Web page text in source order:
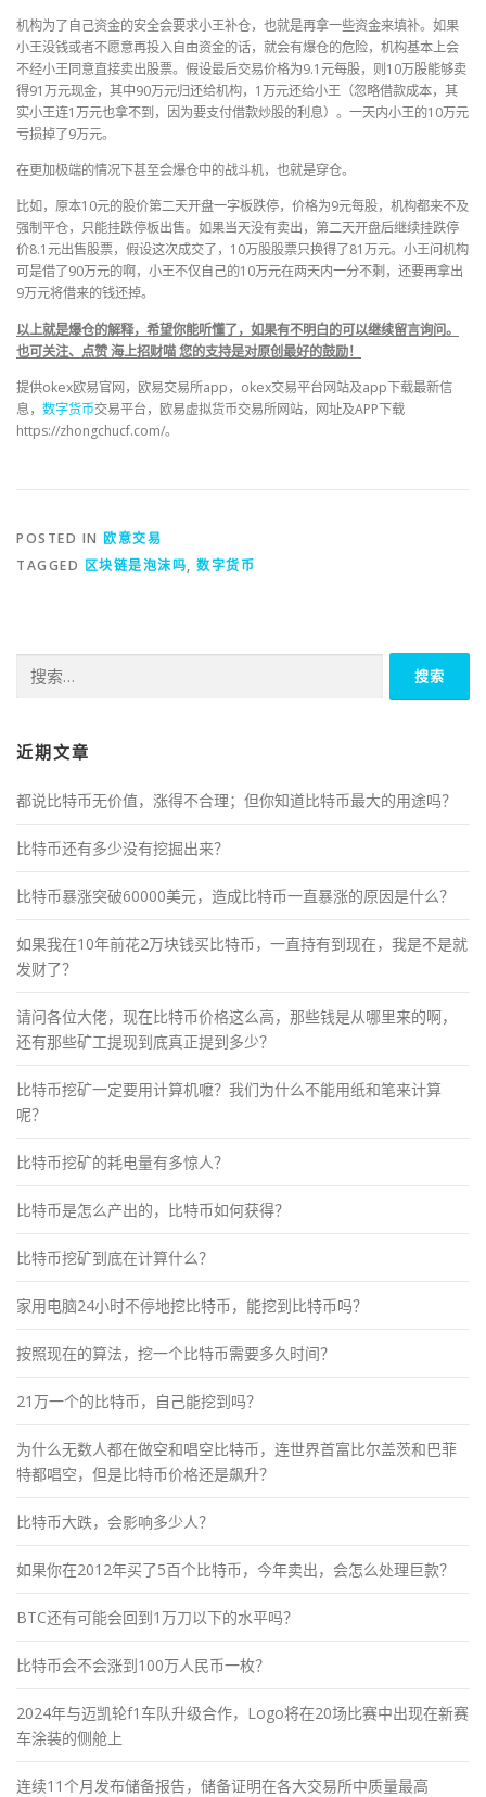
机构为了自己资金的安全会要求小王补仓，也就是再拿一些资金来填补。如果
小王没钱或者不愿意再投入自由资金的话，就会有爆仓的危险，机构基本上会
不经小王同意直接卖出股票。假设最后交易价格为9.1元每股，则10万股能够卖
得91万元现金，其中90万元归还给机构，1万元还给小王（忽略借款成本，其
实小王连1万元也拿不到，因为要支付借款炒股的利息）。一天内小王的10万元
亏损掉了9万元。
在更加极端的情况下甚至会爆仓中的战斗机，也就是穿仓。
比如，原本10元的股价第二天开盘一字板跌停，价格为9元每股，机构都来不及
强制平仓，只能挂跌停板出售。如果当天没有卖出，第二天开盘后继续挂跌停
价8.1元出售股票，假设这次成交了，10万股股票只换得了81万元。小王问机构
可是借了90万元的啊，小王不仅自己的10万元在两天内一分不剩，还要再拿出
9万元将借来的钱还掉。
以上就是爆仓的解释，希望你能听懂了，如果有不明白的可以继续留言询问。
也可关注、点赞 海上招财喵 您的支持是对原创最好的鼓励！
提供okex欧易官网，欧易交易所app，okex交易平台网站及app下载最新信
息， 数字货币交易平台，欧易虚拟货币交易所网站，网址及APP下载
https://zhongchucf.com/。
POSTED IN 欧意交易
TAGGED 区块链是泡沫吗, 数字货币
索：
近期文章
都说比特币无价值，涨得不合理；但你知道比特币最大的用途吗？
比特币还有多少没有挖掘出来？
比特币暴涨突破60000美元，造成比特币一直暴涨的原因是什么？
如果我在10年前花2万块钱买比特币，一直持有到现在，我是不是就
发财了？
请问各位大佬，现在比特币价格这么高，那些钱是从哪里来的啊，
还有那些矿工提现到底真正提到多少？
比特币挖矿一定要用计算机嚒？我们为什么不能用纸和笔来计算
呢？
比特币挖矿的耗电量有多惊人？
比特币是怎么产出的，比特币如何获得？
比特币挖矿到底在计算什么？
家用电脑24小时不停地挖比特币，能挖到比特币吗？
按照现在的算法，挖一个比特币需要多久时间？
21万一个的比特币，自己能挖到吗？
为什么无数人都在做空和唱空比特币，连世界首富比尔盖茨和巴菲
特都唱空，但是比特币价格还是飙升？
比特币大跌，会影响多少人？
如果你在2012年买了5百个比特币，今年卖出，会怎么处理巨款？
BTC还有可能会回到1万刀以下的水平吗？
比特币会不会涨到100万人民币一枚？
2024年与迈凯轮f1车队升级合作，Logo将在20场比赛中出现在新赛
车涂装的侧舱上
连续11个月发布储备报告，储备证明在各大交易所中质量最高